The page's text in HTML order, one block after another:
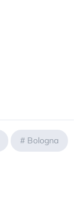
# Bologna